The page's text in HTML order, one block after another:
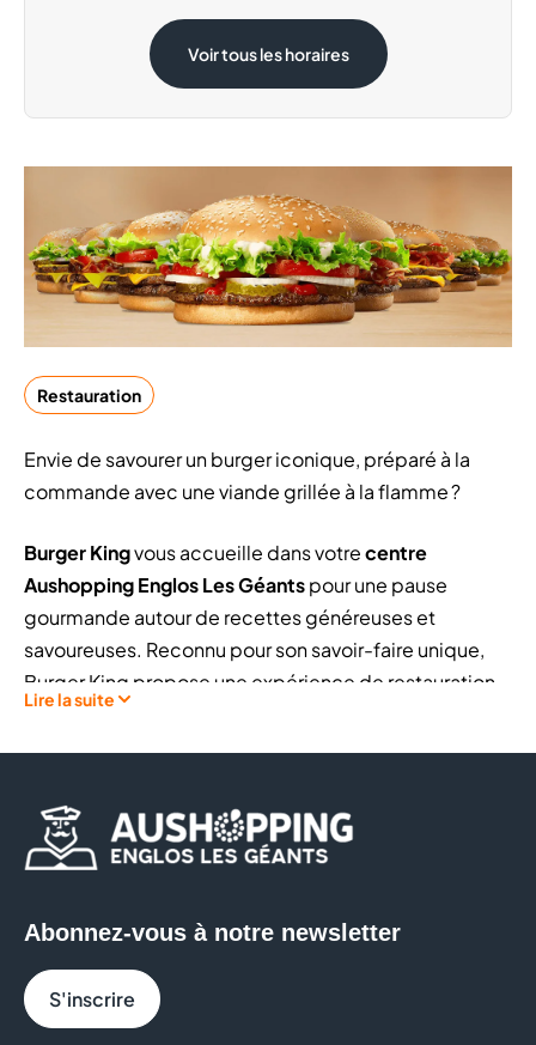
Samedi 15 Août
08:30 - 20:00
Dimanche 1 Novembre
Voir tous les horaires
Restauration
Envie de savourer un burger iconique, préparé à la
commande avec une viande grillée à la flamme ?
Burger Kingvous accueille dans votrecentre
Aushopping Englos Les Géantspour une pause
gourmande autour de recettes généreuses et
savoureuses. Reconnu pour son savoir-faire unique,
Burger King propose une expérience de restauration
rapide où chaque produit est préparé à la demande,
avec des ingrédients sélectionnés pour leur qualité et
fidélité Kingdomqui récompense vraiment !
Chez Burger King, vous pouvez notamment déguster :
Les célèbres burgers : WHOPPER®l'iconique à
la viande grillée à la flamme, le
BIG KING ...
Une large gamme de burgers au bœuf, poulet ou
Lire la suite
Abonnez-vous à notre newsletter
S'inscrire